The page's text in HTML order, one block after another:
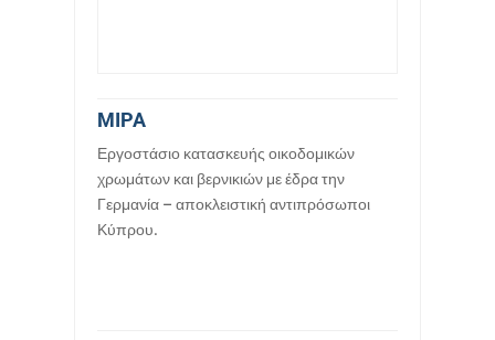
MIPA
Εργοστάσιο κατασκευής οικοδομικών
χρωμάτων και βερνικιών με έδρα την
Γερμανία – αποκλειστική αντιπρόσωποι
Κύπρου.